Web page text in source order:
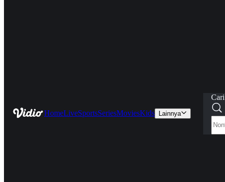
HomeLiveSportsSeriesMoviesKids Lainnya
Cari